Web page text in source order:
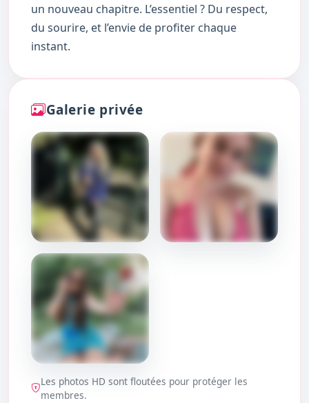
un nouveau chapitre. L’essentiel ? Du respect,
du sourire, et l’envie de profiter chaque
instant.
Galerie privée
DÉBLOQUER
DÉBLOQUER
Les photos HD sont floutées pour protéger les
membres.